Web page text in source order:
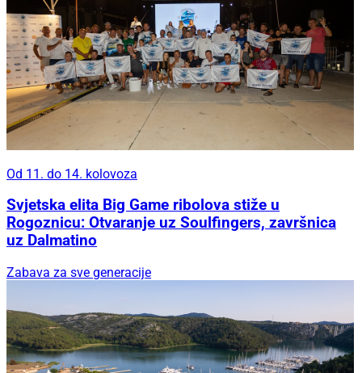
Od 11. do 14. kolovoza
Svjetska elita Big Game ribolova stiže u
Rogoznicu: Otvaranje uz Soulfingers, završnica
uz Dalmatino
Zabava za sve generacije